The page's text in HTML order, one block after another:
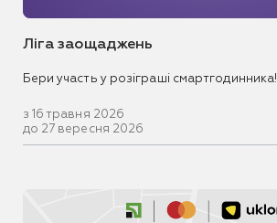
Ліга заощаджень
Бери участь у розіграші смартгодинника!
з 16 травня 2026
до 27 вересня 2026